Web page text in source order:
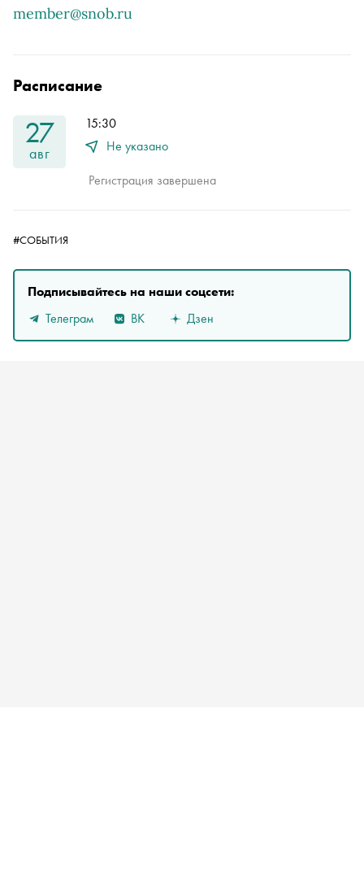
member@snob.ru
Расписание
27
авг
15:30
Не указано
Регистрация завершена
#СОБЫТИЯ
Подписывайтесь на наши соцсети:
Телеграм
ВК Дзен